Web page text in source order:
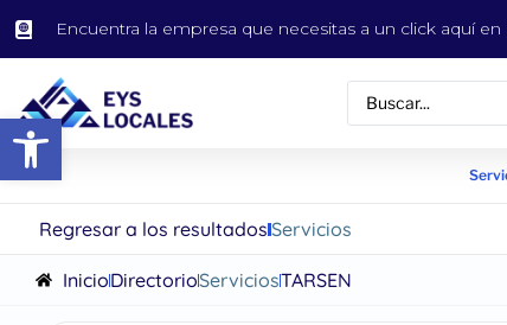
Abrir barra de herramientas
Encuentra la empresa que necesitas a un click aquí
Regresar a los resultadosServicios
InicioDirectorioServiciosTARSEN